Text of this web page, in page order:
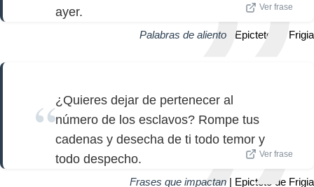
ayer.
Ver frase
Palabras de aliento | Epicteto de Frigia
¿Quieres dejar de pertenecer al
número de los esclavos? Rompe tus
cadenas y desecha de ti todo temor y
todo despecho.
Ver frase
Frases que impactan | Epicteto de Frigia